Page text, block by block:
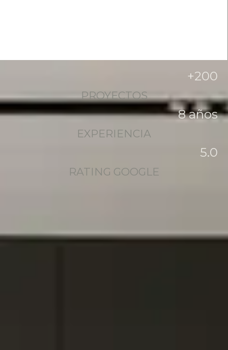
PROYECTOS
+200
EXPERIENCIA
8 años
RATING GOOGLE
5.0